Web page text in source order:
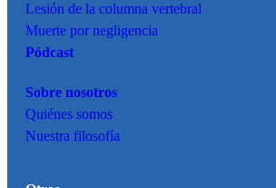
Lesión de la columna vertebral
Muerte por negligencia
Pódcast
Sobre nosotros
Quiénes somos
Nuestra filosofía